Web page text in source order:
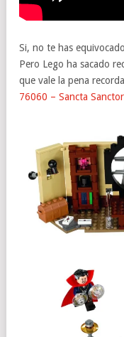
Si, no te has
Pero Lego ha sacado
que vale la pena
76060 – Sancta